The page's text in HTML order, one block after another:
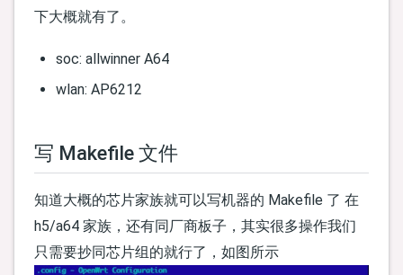
下大概就有了。
soc: allwinner A64
wlan: AP6212
写 Makefile 文件
知道大概的芯片家族就可以写机器的 Makefile 了 在
h5/a64 家族，还有同厂商板子，其实很多操作我们
只需要抄同芯片组的就行了，如图所示